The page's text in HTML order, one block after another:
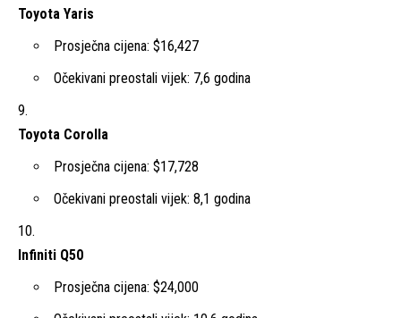
Toyota Yaris
Prosječna cijena: $16,427
Očekivani preostali vijek: 7,6 godina
Toyota Corolla
Prosječna cijena: $17,728
Očekivani preostali vijek: 8,1 godina
Infiniti Q50
Prosječna cijena: $24,000